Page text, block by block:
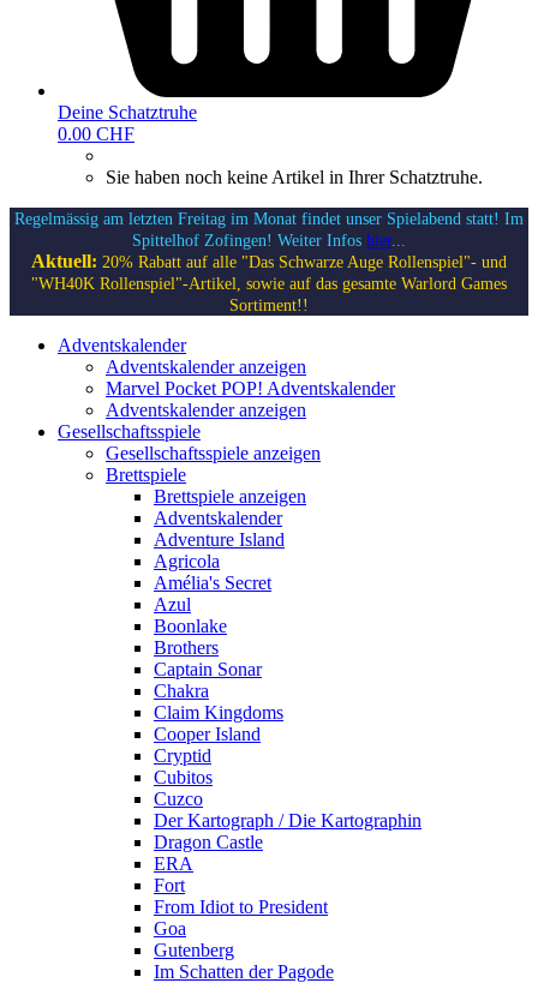
Deine Schatztruhe
0.00 CHF
Sie haben noch keine Artikel in Ihrer Schatztruhe.
Regelmässig am letzten Freitag im Monat findet unser Spielabend statt! Im
Spittelhof Zofingen! Weiter Infos hier...
Aktuell: 20% Rabatt auf alle "Das Schwarze Auge Rollenspiel"- und
"WH40K Rollenspiel"-Artikel, sowie auf das gesamte Warlord Games
Sortiment!!
Adventskalender
Adventskalender anzeigen
Marvel Pocket POP! Adventskalender
Adventskalender anzeigen
Gesellschaftsspiele
Gesellschaftsspiele anzeigen
Brettspiele
Brettspiele anzeigen
Adventskalender
Adventure Island
Agricola
Amélia's Secret
Azul
Boonlake
Brothers
Captain Sonar
Chakra
Claim Kingdoms
Cooper Island
Cryptid
Cubitos
Cuzco
Der Kartograph / Die Kartographin
Dragon Castle
ERA
Fort
From Idiot to President
Goa
Gutenberg
Im Schatten der Pagode